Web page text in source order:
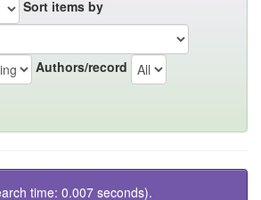
Sort items by
Authors/record
time: 0.007 seconds).